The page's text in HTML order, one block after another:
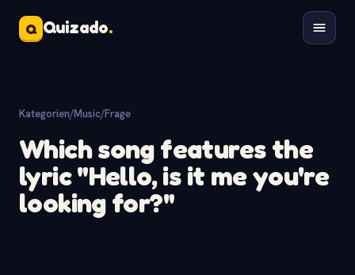
Q Quizado.
Kategorien/Music/Frage
Which song features the
lyric "Hello, is it me you're
looking for?"